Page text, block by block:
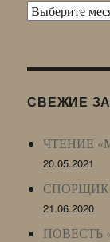
Архив
LJ
СВЕЖИЕ
ЧТЕНИЕ
20.05.2021
21.06.2020
ПОВЕСТЬ